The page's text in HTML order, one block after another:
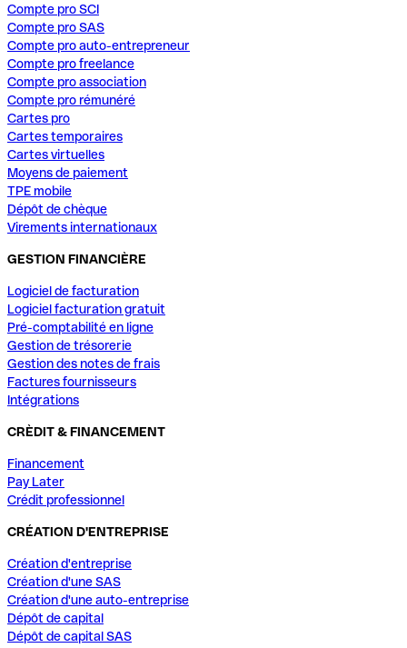
Compte pro SCI
Compte pro SAS
Compte pro auto-entrepreneur
Compte pro freelance
Compte pro association
Compte pro rémunéré
Cartes pro
Cartes temporaires
Cartes virtuelles
Moyens de paiement
TPE mobile
Dépôt de chèque
Virements internationaux
GESTION FINANCIÈRE
Logiciel de facturation
Logiciel facturation gratuit
Pré-comptabilité en ligne
Gestion de trésorerie
Gestion des notes de frais
Factures fournisseurs
Intégrations
CRÈDIT & FINANCEMENT
Financement
Pay Later
Crédit professionnel
CRÉATION D'ENTREPRISE
Création d'entreprise
Création d'une SAS
Création d'une auto-entreprise
Dépôt de capital
Dépôt de capital SAS